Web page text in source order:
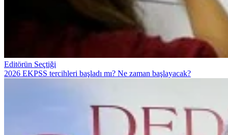
Editörün Seçtiği
2026 EKPSS tercihleri başladı mı? Ne zaman başlayacak?